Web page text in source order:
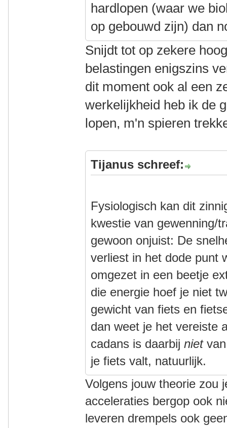
hardlopen (waar we
op gebouwd zijn) dan
Snijdt tot op zekere
belastingen enigszins
dit moment ook al een
werkelijkheid heb ik de
lopen, m'n spieren
Tijanus schreef:
Fysiologisch kan dit
kwestie van gewenning/
gewoon onjuist: De
verliest in het dode punt
omgezet in een beetje
die energie hoef je niet
gewicht van fiets en
dan weet je het vereiste
cadans is daarbijnietvan
je fiets valt, natuurlijk.
Volgens jouw theorie zou
acceleraties bergop ook
leveren drempels ook